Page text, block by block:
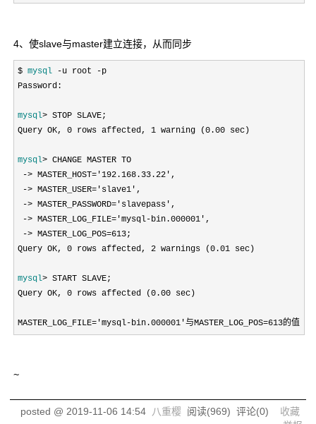
4、使slave与master建立连接，从而同步
$ mysql -u root -p
Password :
mysql> STOP SLAVE;
Query OK, 0 rows affected, 1 warning (0.00 sec)
mysql> CHANGE MASTER TO
-> MASTER_HOST='192.168.33.22',
-> MASTER_USER='slave1',
-> MASTER_PASSWORD='slavepass',
-> MASTER_LOG_FILE='mysql-bin.000001',
-> MASTER_LOG_POS=613;
Query OK, 0 rows affected, 2 warnings (0.01 sec)
mysql> START SLAVE;
Query OK, 0 rows affected (0.00 sec)
MASTER_LOG_FILE='mysql-bin.000001'与MASTER_LOG_POS=613的值，
~
posted @ 2019-11-06 14:54 八重樱 阅读(969) 评论(0) 收藏